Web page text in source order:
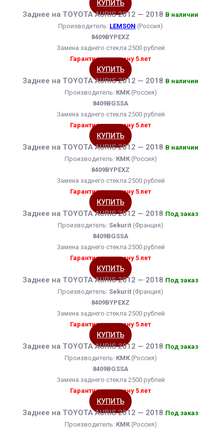
КУПИТЬ
Заднее на TOYOTA AURIS 2012 — 2018 В наличии
Производитель: LEMSON (Россия)
8409BYPEXZ
Замена заднего стекла 2500 рублей
Гарантия на замену 5 лет
КУПИТЬ
Заднее на TOYOTA AURIS 2012 — 2018 В наличии
Производитель: КМК(Россия)
8409BGSSA
Замена заднего стекла 2500 рублей
Гарантия на замену 5 лет
КУПИТЬ
Заднее на TOYOTA AURIS 2012 — 2018 В наличии
Производитель: КМК(Россия)
8409BYPEXZ
Замена заднего стекла 2500 рублей
Гарантия на замену 5 лет
КУПИТЬ
Заднее на TOYOTA AURIS 2012 — 2018 Под заказ
Производитель: Sekurit (Франция)
8409BGSSA
Замена заднего стекла 2500 рублей
Гарантия на замену 5 лет
КУПИТЬ
Заднее на TOYOTA AURIS 2012 — 2018 Под заказ
Производитель: Sekurit (Франция)
8409BYPEXZ
Замена заднего стекла 2500 рублей
Гарантия на замену 5 лет
КУПИТЬ
Заднее на TOYOTA AURIS 2012 — 2018 Под заказ
Производитель: КМК(Россия)
8409BGSSA
Замена заднего стекла 2500 рублей
Гарантия на замену 5 лет
КУПИТЬ
Заднее на TOYOTA AURIS 2012 — 2018 Под заказ
Производитель: КМК(Россия)